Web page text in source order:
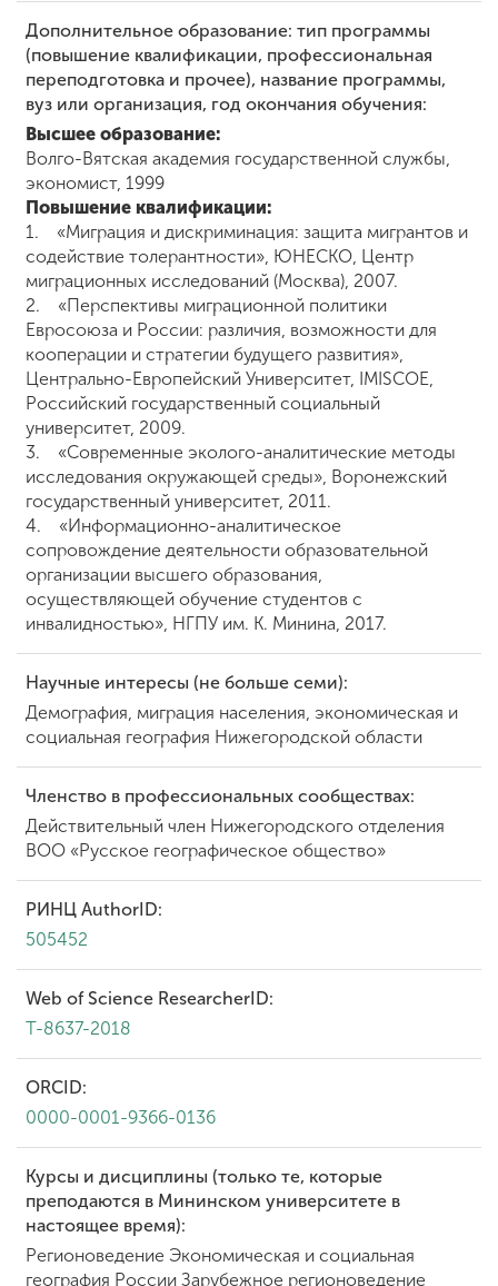
Дополнительное образование: тип программы
(повышение квалификации, профессиональная
переподготовка и прочее), название программы,
вуз или организация, год окончания обучения:
Высшее образование:
Волго-Вятская академия государственной службы,
экономист, 1999
Повышение квалификации:
1. «Миграция и дискриминация: защита мигрантов и
содействие толерантности», ЮНЕСКО, Центр
миграционных исследований (Москва), 2007.
2. «Перспективы миграционной политики
Евросоюза и России: различия, возможности для
кооперации и стратегии будущего развития»,
Центрально-Европейский Университет, IMISCOE,
Российский государственный социальный
университет, 2009.
3. «Современные эколого-аналитические методы
исследования окружающей среды», Воронежский
государственный университет, 2011.
4. «Информационно-аналитическое
сопровождение деятельности образовательной
организации высшего образования,
осуществляющей обучение студентов с
инвалидностью», НГПУ им. К. Минина, 2017.
Научные интересы (не больше семи):
Демография, миграция населения, экономическая и
социальная география Нижегородской области
Членство в профессиональных сообществах:
Действительный член Нижегородского отделения
ВОО «Русское географическое общество»
РИНЦ AuthorID:
505452
Web of Science ResearcherID:
T-8637-2018
ORCID:
0000-0001-9366-0136
Курсы и дисциплины (только те, которые
преподаются в Мининском университете в
настоящее время):
Регионоведение Экономическая и социальная
география России Зарубежное регионоведение